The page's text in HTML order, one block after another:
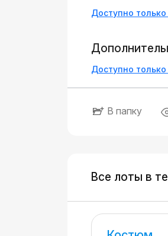
Доступно
Доступно
В папку
Все лоты в